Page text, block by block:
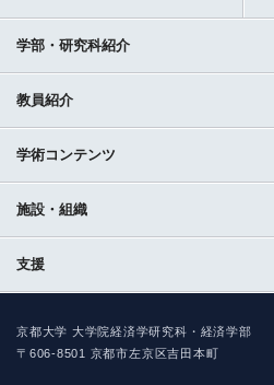
学部・研究科紹介
教員紹介
学術コンテンツ
施設・組織
支援
京都大学 大学院経済学研究科・経済学部
〒606-8501 京都市左京区吉田本町